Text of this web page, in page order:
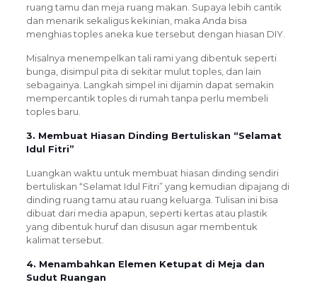
ruang tamu dan meja ruang makan. Supaya lebih cantik
dan menarik sekaligus kekinian, maka Anda bisa
menghias toples aneka kue tersebut dengan hiasan DIY.
Misalnya menempelkan tali rami yang dibentuk seperti
bunga, disimpul pita di sekitar mulut toples, dan lain
sebagainya. Langkah simpel ini dijamin dapat semakin
mempercantik toples di rumah tanpa perlu membeli
toples baru.
3. Membuat Hiasan Dinding Bertuliskan “Selamat
Idul Fitri”
Luangkan waktu untuk membuat hiasan dinding sendiri
bertuliskan “Selamat Idul Fitri” yang kemudian dipajang di
dinding ruang tamu atau ruang keluarga. Tulisan ini bisa
dibuat dari media apapun, seperti kertas atau plastik
yang dibentuk huruf dan disusun agar membentuk
kalimat tersebut.
4. Menambahkan Elemen Ketupat di Meja dan
Sudut Ruangan